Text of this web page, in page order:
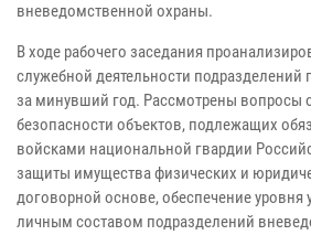
вневедомственной охраны.
В ходе рабочего заседания
служебной деятельности
за минувший год. Рассмотрены вопросы
безопасности объектов, подлежащих
войсками национальной гвардии
защиты имущества физических и
договорной основе, обеспечение уровня
личным составом подразделений